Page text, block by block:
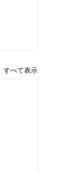
すべて表示